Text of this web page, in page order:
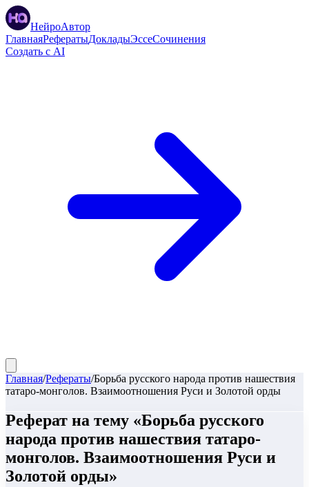
НейроАвтор
ГлавнаяРефератыДокладыЭссеСочинения
Создать с AI
Главная/Рефераты/Борьба русского народа против нашествия
татаро-монголов. Взаимоотношения Руси и Золотой орды
Реферат на тему «Борьба русского
народа против нашествия татаро-
монголов. Взаимоотношения Руси и
Золотой орды»